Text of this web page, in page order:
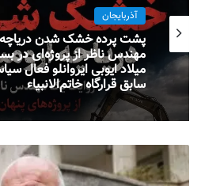
آذربایجان
میلاد ایوبی ایروانلو فعال
سابق قرارگاه خاتم‌الانبیاء
fa
آرامگاه های گم‌شده شاهان
مخفی — مصاحبه اختصاصی
فاروقی قاجار